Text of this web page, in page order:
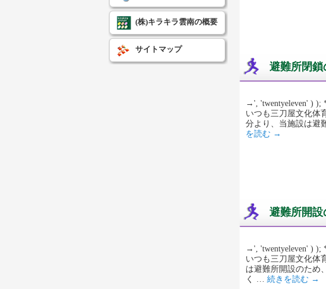
避難所閉鎖
→', 'twentyeleven' ) );
いつも三刀屋文化体
分より、当施設は避
を読む →
避難所開
→', 'twentyeleven' ) );
いつも三刀屋文化体
は避難所開設のため
く … 続きを読む →
(株)キラキラ雲南の概要
サイトマップ